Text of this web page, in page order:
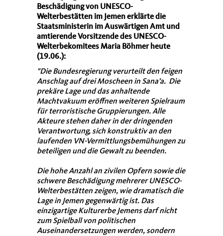
Beschädigung von UNESCO-
Welterbestätten im Jemen erklärte die
Staatsministerin im Auswärtigen Amt und
amtierende Vorsitzende des UNESCO-
Welterbekomitees Maria Böhmer heute
(19.06.):
"Die Bundesregierung verurteilt den feigen
Anschlag auf drei Moscheen in Sana’a. Die
prekäre Lage und das anhaltende
Machtvakuum eröffnen weiteren Spielraum
für terroristische Gruppierungen. Alle
Akteure stehen daher in der dringenden
Verantwortung, sich konstruktiv an den
laufenden VN-Vermittlungsbemühungen zu
beteiligen und die Gewalt zu beenden.
Die hohe Anzahl an zivilen Opfern sowie die
schwere Beschädigung mehrerer UNESCO-
Welterbestätten zeigen, wie dramatisch die
Lage in Jemen gegenwärtig ist. Das
einzigartige Kulturerbe Jemens darf nicht
zum Spielball von politischen
Auseinandersetzungen werden, sondern